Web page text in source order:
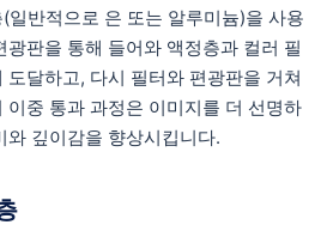
일반적으로 은 또는 알루미늄)을 사용
판을 통해 들어와 액정층과 컬러 필
달하고, 다시 필터와 편광판을 거쳐
이중 통과 과정은 이미지를 더 선명하
와 깊이감을 향상시킵니다.